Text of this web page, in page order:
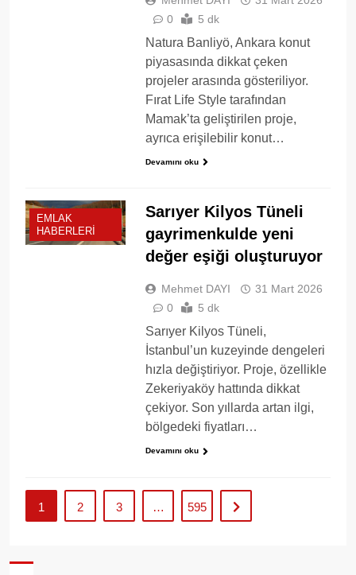
0
5 dk
Natura Banliyö, Ankara konut
piyasasında dikkat çeken
projeler arasında gösteriliyor.
Fırat Life Style tarafından
Mamak’ta geliştirilen proje,
ayrıca erişilebilir konut…
Devamını oku
EMLAK
HABERLERI
Sarıyer Kilyos Tüneli
gayrimenkulde yeni
değer eşiği oluşturuyor
Mehmet DAYI
31 Mart 2026
0
5 dk
Sarıyer Kilyos Tüneli,
İstanbul’un kuzeyinde dengeleri
hızla değiştiriyor. Proje, özellikle
Zekeriyaköy hattında dikkat
çekiyor. Son yıllarda artan ilgi,
bölgedeki fiyatları…
Devamını oku
1 2 3 … 595 Sonraki